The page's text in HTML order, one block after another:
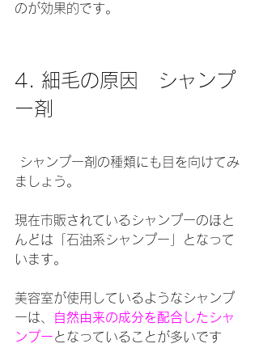
のが効果的です。
4. 細毛の原因　シャンプ
ー剤
ましょう。
現在市販されているシャンプーのほと
んどは「石油系シャンプー」となって
います。
美容室が使用しているようなシャンプ
ーは、
自然由来の成分を配合したシャ
ンプーとなっていることが多いです